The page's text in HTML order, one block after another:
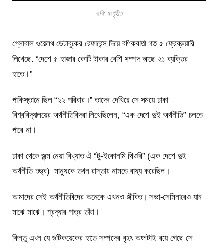
ছবি: সংগৃহীত
গ্লোবাল ওয়েলথ ডেটাবুকের রেফারেন্স দিয়ে বণিকবার্তা গত ৫ ফ্রেব্রুয়ারি
লিখেছে, “দেশে ৫ হাজার কোটি টাকার বেশি সম্পদ আছে ২১ ব্যক্তির
হাতে।”
পাকিস্তানে ছিল “২২ পরিবার।” তাদের দেখিয়ে সে সময়ে ঢাকা
বিশ্ববিদ্যালয়ের অর্থনীতিবিদরা লিখেছিলেন, “এক দেশে দুই অর্থনীতি” চলতে
পারে না।
ঢাকা থেকে জন্ম নেয়া বিখ্যাত ঐ “টু-ইকোনমি থিওরি” (এক দেশে দুই
অর্থনীতি তত্ত্ব) মানুষকে তখন রাস্তায় নামতে বাধ্য করেছিল।
আমাদের সেই অর্থনীতিবিদের অনেকে এখনও জীবিত। সভা-সেমিনারেও যান
মাঝে মাঝে। শ্রদ্ধার পাত্র তাঁরা।
কিন্তু এখন যে গুটিকয়েকের হাতে সম্পদের বৃহৎ অংশটাই রয়ে গেছে সে